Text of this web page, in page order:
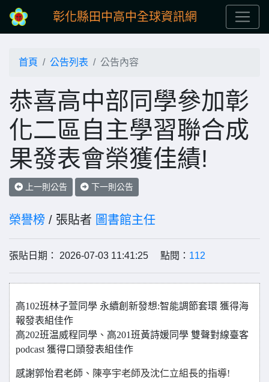
彰化縣田中高中全球資訊網
首頁 公告列表 公告內容
恭喜高中部同學參加彰
化二區自主學習聯合成
果發表會榮獲佳績!
上一則公告 下一則公告
榮譽榜 / 張貼者 圖書館主任
張貼日期： 2026-07-03 11:41:25 點閱： 112
高102班林子萱同學 永續創新發想:智能調節套環 獲得海
報發表組佳作
高202班温威程同學 、 高201班黃詩媛同學 雙聲對線臺客
podcast 獲得口頭發表組佳作
感謝郭怡君老師 、陳亭宇老師及沈仁立組長的指導!